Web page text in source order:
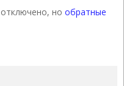
но обратные